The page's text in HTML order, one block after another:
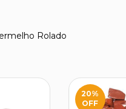
Rolado
20%
OFF